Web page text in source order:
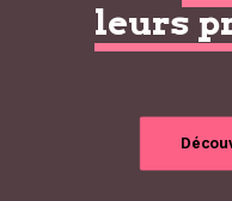
leurs